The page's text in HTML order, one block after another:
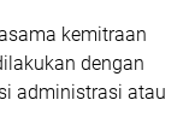
kemitraan
dengan
administrasi atau